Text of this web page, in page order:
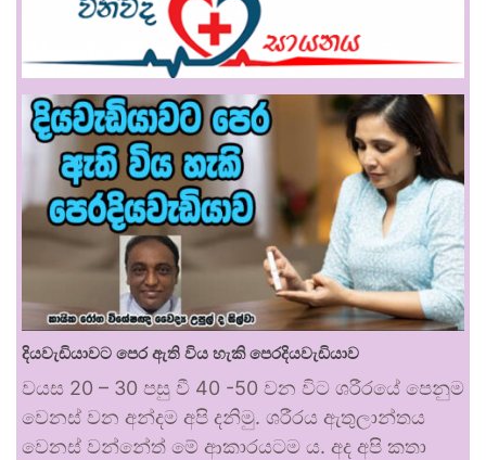
දියවැඩියාවට පෙර ඇති විය හැකි පෙරදියවැඩියාව
වයස 20 – 30 පසු වී 40 -50 වන විට ශරීරයේ පෙනුම
වෙනස් වන අන්දම අපි දනිමු. ශරීරය ඇතුලාන්තය
වෙනස් වන්නේත් මේ ආකාරයටම ය. අද අපි කතා